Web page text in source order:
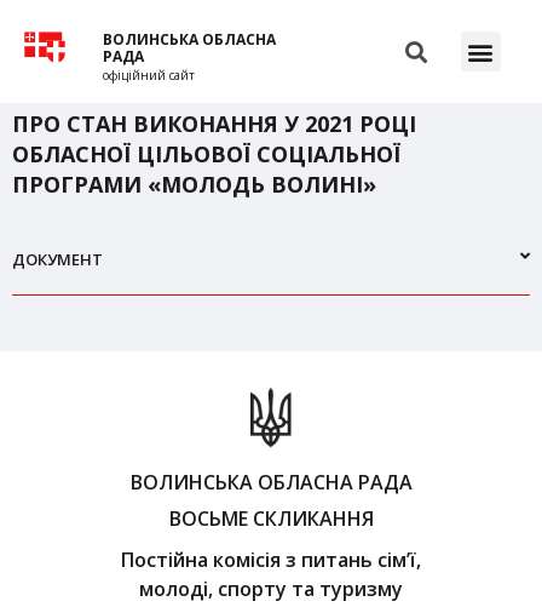
ВОЛИНСЬКА ОБЛАСНА
РАДА
офіційний сайт
ПРО СТАН ВИКОНАННЯ У 2021 РОЦІ
ОБЛАСНОЇ ЦІЛЬОВОЇ СОЦІАЛЬНОЇ
ПРОГРАМИ «МОЛОДЬ ВОЛИНІ»
ДОКУМЕНТ
ВОЛИНСЬКА ОБЛАСНА РАДА
ВОСЬМЕ СКЛИКАННЯ
Постійна комісія з питань сім’ї,
молоді, спорту та туризму